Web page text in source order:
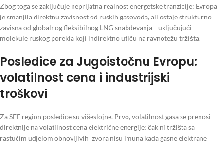
Zbog toga se zaključuje neprijatna realnost energetske tranzicije: Evropa
je smanjila direktnu zavisnost od ruskih gasovoda, ali ostaje strukturno
zavisna od globalnog fleksibilnog LNG snabdevanja—uključujući
molekule ruskog porekla koji indirektno utiču na ravnotežu tržišta.
Posledice za Jugoistočnu Evropu:
volatilnost cena i industrijski
troškovi
Za SEE region posledice su višeslojne. Prvo, volatilnost gasa se prenosi
direktnije na volatilnost cena električne energije; čak ni tržišta sa
rastućim udjelom obnovljivih izvora nisu imuna kada gasne elektrane